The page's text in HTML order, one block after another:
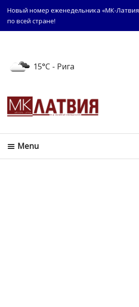
Новый номер еженедельника «МК-
по всей стране!
15°C - Рига
Menu